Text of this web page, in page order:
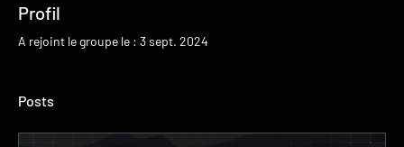
Profil
A rejoint le groupe le : 3 sept. 2024
Posts